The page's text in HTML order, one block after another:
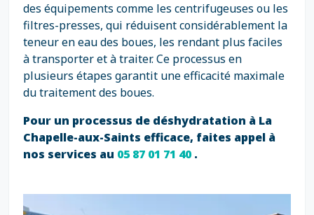
des équipements comme les centrifugeuses ou les
filtres-presses, qui réduisent considérablement la
teneur en eau des boues, les rendant plus faciles
à transporter et à traiter. Ce processus en
plusieurs étapes garantit une efficacité maximale
du traitement des boues.
Pour un processus de déshydratation à La
Chapelle-aux-Saints efficace, faites appel à
nos services au 05 87 01 71 40.